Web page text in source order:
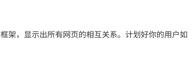
，显示出所有网页的相互关系。计划好你的用户如